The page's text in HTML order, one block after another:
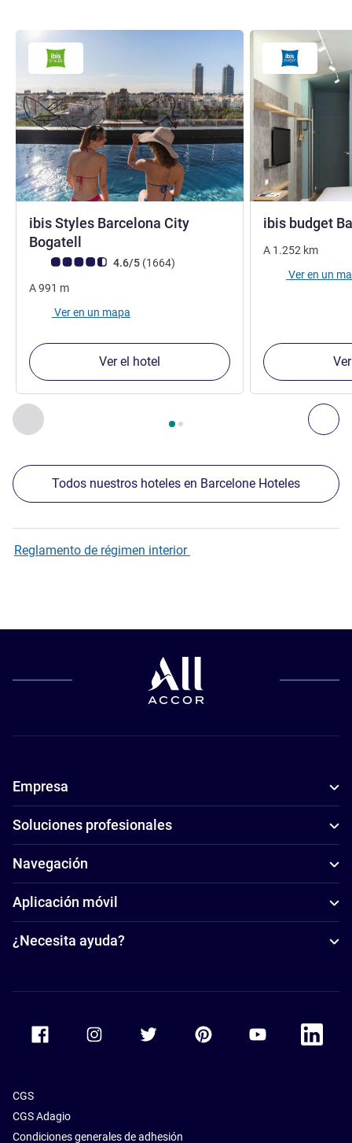
Anterior - Nuestros establecimientos cercanos
Página , Nuestros establecimientos cercanos 1 :,
ibis Styles Barcelona City
Bogatell
Nota de clientes de Avis (Clasificación de ALL)
4.6/5 (1664opiniones
)
A991 m
Ver en un mapa
Ver el hotel
ibis budget
A 1.252 km
Ver en un
Todos nuestros hoteles en Barcelone Hoteles
Reglamento de régimen interior
Empresa
Soluciones profesionales
Navegación
Aplicación móvil
¿Necesita ayuda?
Accor Facebook Accor TwitterAccor PinterestAccor Youtube
Accor
CGS
CGS Adagio
Condiciones generales de adhesión